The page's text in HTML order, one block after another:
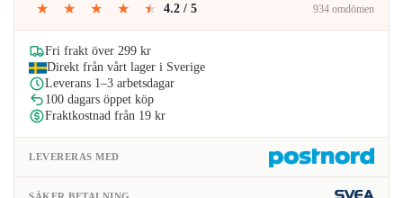
var:
239kr.
är:
198kr.
★ ★ ★ ★ ★ 4.2 / 5 934 omdömen
Fri frakt över 299 kr
Direkt från vårt lager i Sverige
Leverans 1–3 arbetsdagar
100 dagars öppet köp
Fraktkostnad från 19 kr
LEVERERAS MED